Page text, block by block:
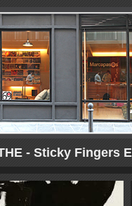
- Sticky Fingers